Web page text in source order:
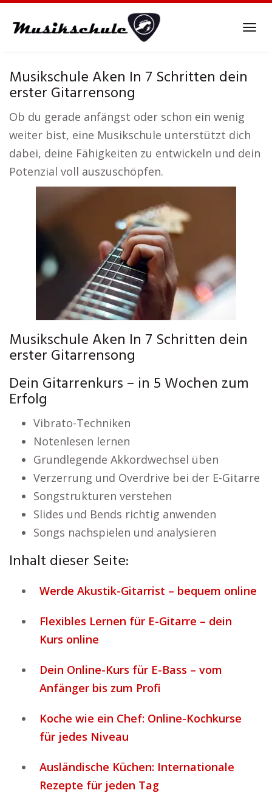
Musikschule Aken In 7 Schritten dein
erster Gitarrensong
Ob du gerade anfängst oder schon ein wenig
weiter bist, eine Musikschule unterstützt dich
dabei, deine Fähigkeiten zu entwickeln und dein
Potenzial voll auszuschöpfen.
Musikschule Aken In 7 Schritten dein
erster Gitarrensong
Dein Gitarrenkurs – in 5 Wochen zum
Erfolg
Vibrato-Techniken
Notenlesen lernen
Grundlegende Akkordwechsel üben
Verzerrung und Overdrive bei der E-Gitarre
Songstrukturen verstehen
Slides und Bends richtig anwenden
Songs nachspielen und analysieren
Inhalt dieser Seite:
Werde Akustik-Gitarrist – bequem online
Flexibles Lernen für E-Gitarre – dein
Kurs online
Dein Online-Kurs für E-Bass – vom
Anfänger bis zum Profi
Koche wie ein Chef: Online-Kochkurse
für jedes Niveau
Ausländische Küchen: Internationale
Rezepte für jeden Tag